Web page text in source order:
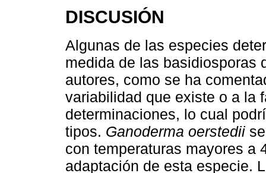
DISCUSIÓN
Algunas de las especies
medida de las basidiosporas
autores, como se ha
variabilidad que existe o a la
determinaciones, lo cual
tipos. Ganoderma oerstedii
con temperaturas mayores a
adaptación de esta especie.